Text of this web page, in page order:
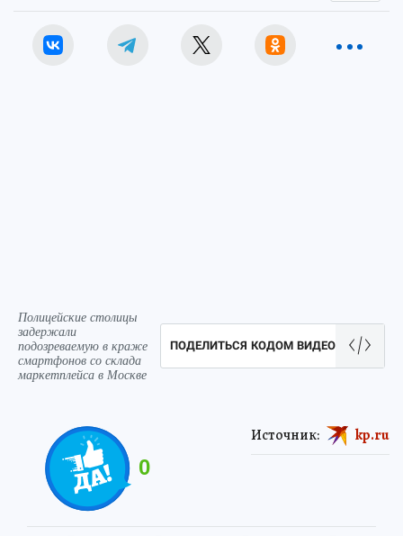
Полицейские столицы
задержали
подозреваемую в краже
смартфонов со склада
маркетплейса в Москве
ПОДЕЛИТЬСЯ КОДОМ ВИДЕО
0
Источник: kp.ru